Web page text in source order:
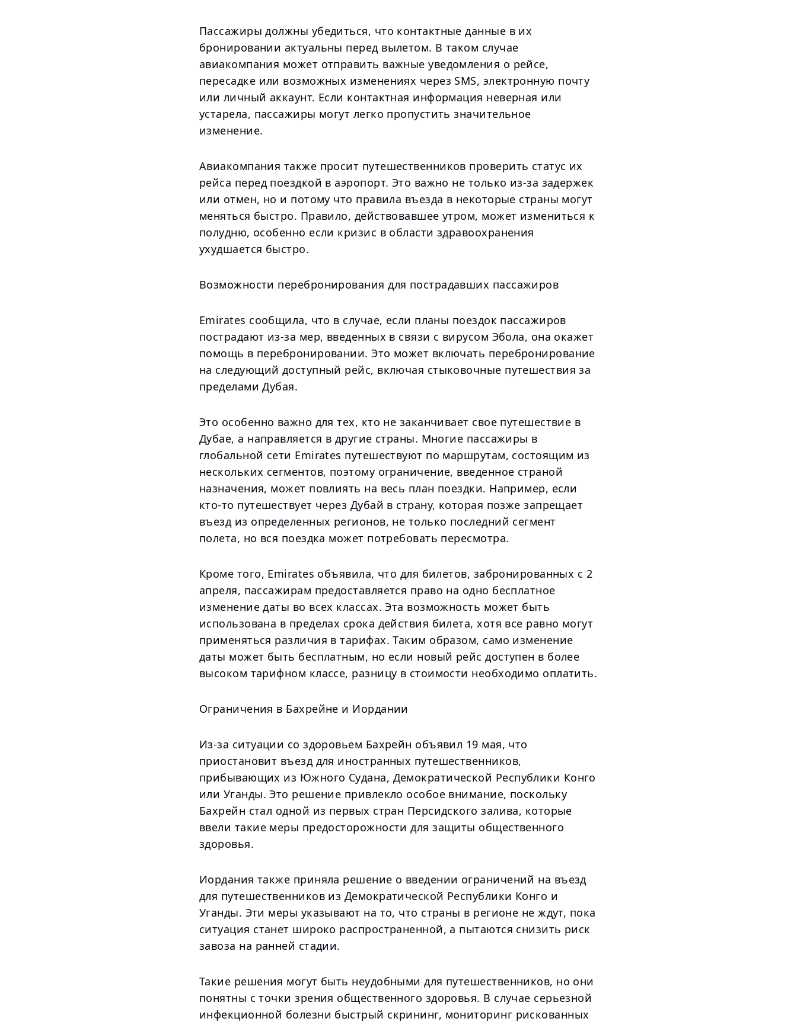
Пассажиры должны убедиться, что контактные данные в их
бронировании актуальны перед вылетом. В таком случае
авиакомпания может отправить важные уведомления о рейсе,
пересадке или возможных изменениях через SMS, электронную почту
или личный аккаунт. Если контактная информация неверная или
устарела, пассажиры могут легко пропустить значительное
изменение.
Авиакомпания также просит путешественников проверить статус их
рейса перед поездкой в аэропорт. Это важно не только из-за задержек
или отмен, но и потому что правила въезда в некоторые страны могут
меняться быстро. Правило, действовавшее утром, может измениться к
полудню, особенно если кризис в области здравоохранения
ухудшается быстро.
Возможности перебронирования для пострадавших пассажиров
Emirates сообщила, что в случае, если планы поездок пассажиров
пострадают из-за мер, введенных в связи с вирусом Эбола, она окажет
помощь в перебронировании. Это может включать перебронирование
на следующий доступный рейс, включая стыковочные путешествия за
пределами Дубая.
Это особенно важно для тех, кто не заканчивает свое путешествие в
Дубае, а направляется в другие страны. Многие пассажиры в
глобальной сети Emirates путешествуют по маршрутам, состоящим из
нескольких сегментов, поэтому ограничение, введенное страной
назначения, может повлиять на весь план поездки. Например, если
кто-то путешествует через Дубай в страну, которая позже запрещает
въезд из определенных регионов, не только последний сегмент
полета, но вся поездка может потребовать пересмотра.
Кроме того, Emirates объявила, что для билетов, забронированных с 2
апреля, пассажирам предоставляется право на одно бесплатное
изменение даты во всех классах. Эта возможность может быть
использована в пределах срока действия билета, хотя все равно могут
применяться различия в тарифах. Таким образом, само изменение
даты может быть бесплатным, но если новый рейс доступен в более
высоком тарифном классе, разницу в стоимости необходимо оплатить.
Ограничения в Бахрейне и Иордании
Из-за ситуации со здоровьем Бахрейн объявил 19 мая, что
приостановит въезд для иностранных путешественников,
прибывающих из Южного Судана, Демократической Республики Конго
или Уганды. Это решение привлекло особое внимание, поскольку
Бахрейн стал одной из первых стран Персидского залива, которые
ввели такие меры предосторожности для защиты общественного
здоровья.
Иордания также приняла решение о введении ограничений на въезд
для путешественников из Демократической Республики Конго и
Уганды. Эти меры указывают на то, что страны в регионе не ждут, пока
ситуация станет широко распространенной, а пытаются снизить риск
завоза на ранней стадии.
Такие решения могут быть неудобными для путешественников, но они
понятны с точки зрения общественного здоровья. В случае серьезной
инфекционной болезни быстрый скрининг, мониторинг рискованных